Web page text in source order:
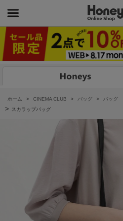
ホーム > CINEMA CLUB > バッグ > バッグ
> スカラップバッグ